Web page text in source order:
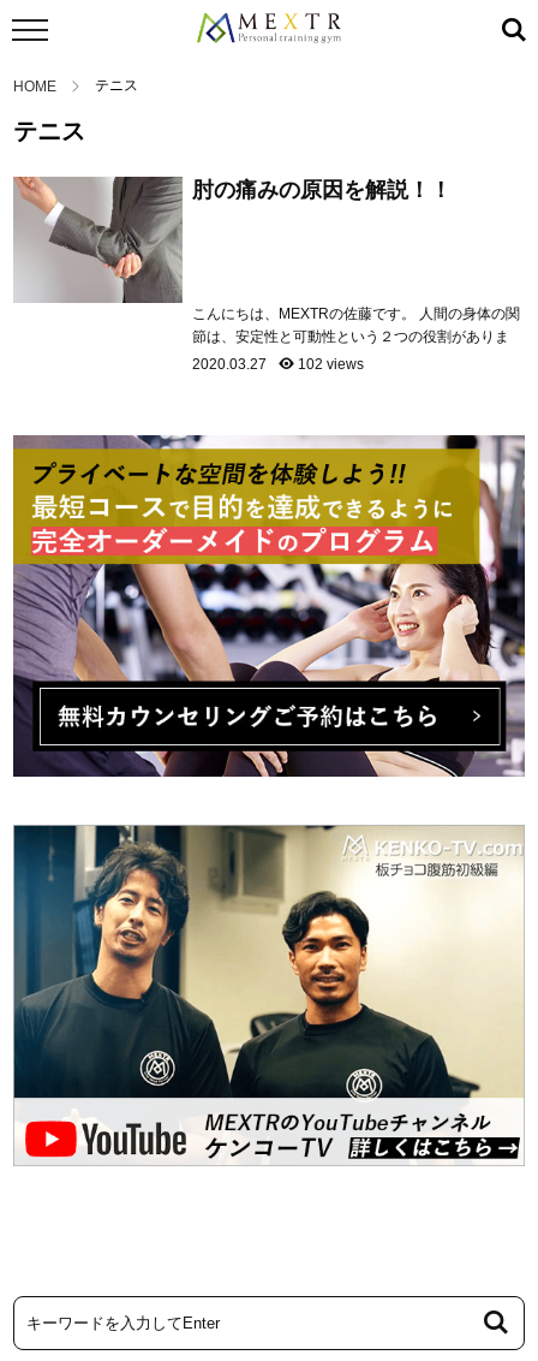
HOME テニス
テニス
肘の痛みの原因を解説！！
こんにちは、MEXTRの佐藤です。 人間の身体の関
節は、安定性と可動性という２つの役割がありま
す。主に安定性として働くのが、肘関節・腰部・膝
について詳しく解説していきます！ 肘の痛みの原
因を解説！！ 肘の解剖 肘のケガの種類 肘の...
2020.03.27 102 views